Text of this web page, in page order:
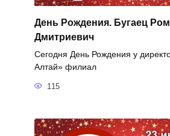
День Рождения. Бугаец
Дмитриевич
Сегодня День Рождения у
Алтай» филиал
115